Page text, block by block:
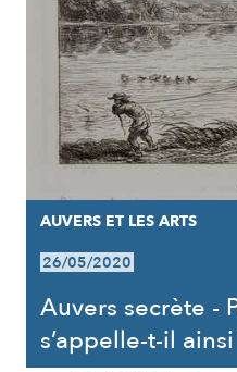
AUVERS ET LES ARTS
26/05/2020
Auvers secrète -
s’appelle-t-il